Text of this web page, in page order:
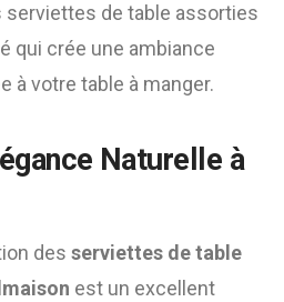
serviettes de table assorties
qui crée une ambiance
à votre table à manger.
Naturelle à
des serviettes de table
est un excellent